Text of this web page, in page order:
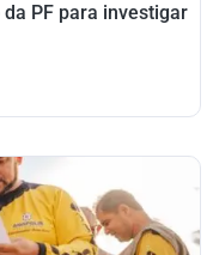
PF para investigar